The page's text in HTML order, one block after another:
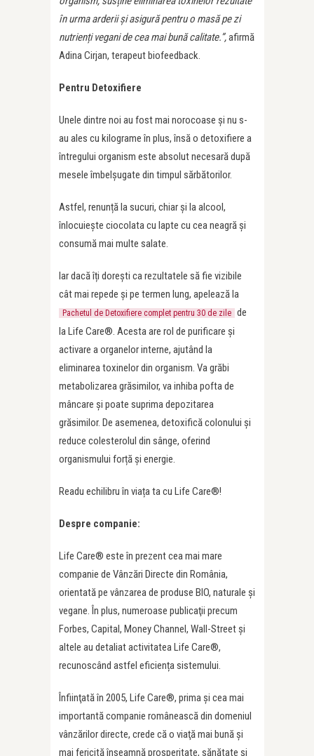
în urma arderii și asigură pentru o masă pe zi
nutrienți vegani de cea mai bună calitate.”,afirmă
Adina Cirjan, terapeut biofeedback.
Pentru Detoxifiere
Unele dintre noi au fost mai norocoase și nu s-
au ales cu kilograme în plus, însă o detoxifiere a
întregului organism este absolut necesară după
mesele îmbelșugate din timpul sărbătorilor.
Astfel, renunță la sucuri, chiar și la alcool,
înlocuiește ciocolata cu lapte cu cea neagră și
consumă mai multe salate.
Iar dacă îți dorești ca rezultatele să fie vizibile
cât mai repede și pe termen lung, apelează la
Pachetul de Detoxifiere complet pentru 30 de zile de
la Life Care®. Acesta are rol de purificare și
activare a organelor interne, ajutând la
eliminarea toxinelor din organism. Va grăbi
metabolizarea grăsimilor, va inhiba pofta de
mâncare și poate suprima depozitarea
grăsimilor. De asemenea, detoxifică colonului și
reduce colesterolul din sânge, oferind
organismului forță și energie.
Readu echilibru în viața ta cu Life Care®!
Despre companie:
Life Care® este în prezent cea mai mare
companie de Vânzări Directe din România,
orientată pe vânzarea de produse BIO, naturale şi
vegane. În plus, numeroase publicaţii precum
Forbes, Capital, Money Channel, Wall-Street şi
altele au detaliat activitatea Life Care®,
recunoscând astfel eficiența sistemului.
Înfiinţată în 2005, Life Care®, prima şi cea mai
importantă companie românească din domeniul
vânzărilor directe, crede că o viaţă mai bună şi
mai fericită înseamnă prosperitate, sănătate şi